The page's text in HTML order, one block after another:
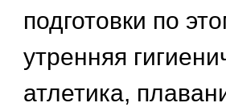
подготовки по
утренняя
атлетика,